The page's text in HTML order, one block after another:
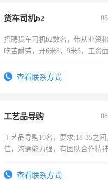
货车司机b2
招聘货车司机b2数名，带从业资格
吃苦耐劳，开6米8，9米6，工资
查看联系方式
工艺品导购
工艺品导购10名，要求;18-35之
佳，沟通能力强，有团队合作精
查看联系方式